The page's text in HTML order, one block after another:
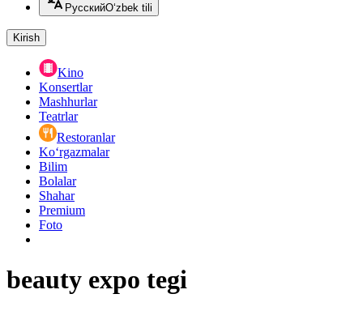
РусскийO‘zbek tili
Kirish
Kino
Konsertlar
Mashhurlar
Teatrlar
Restoranlar
Ko‘rgazmalar
Bilim
Bolalar
Shahar
Premium
Foto
beauty expo tegi